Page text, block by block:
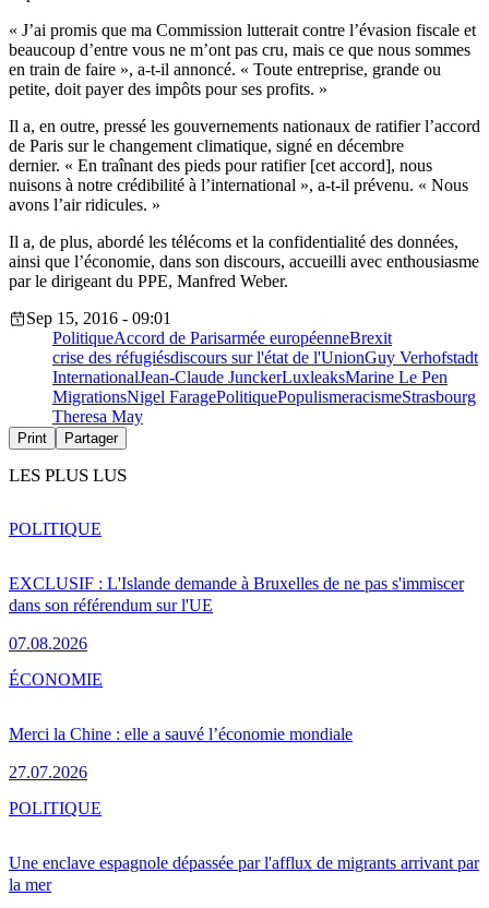
« J’ai promis que ma Commission lutterait contre l’évasion fiscale et
beaucoup d’entre vous ne m’ont pas cru, mais ce que nous sommes
en train de faire », a-t-il annoncé. « Toute entreprise, grande ou
petite, doit payer des impôts pour ses profits. »
Il a, en outre, pressé les gouvernements nationaux de ratifier l’accord
de Paris sur le changement climatique, signé en décembre
dernier. « En traînant des pieds pour ratifier [cet accord], nous
nuisons à notre crédibilité à l’international », a-t-il prévenu. « Nous
avons l’air ridicules. »
Il a, de plus, abordé les télécoms et la confidentialité des données,
ainsi que l’économie, dans son discours, accueilli avec enthousiasme
par le dirigeant du PPE, Manfred Weber.
Sep 15, 2016 - 09:01
PolitiqueAccord de Parisarmée européenneBrexit
crise des réfugiésdiscours sur l'état de l'UnionGuy Verhofstadt
InternationalJean-Claude JunckerLuxleaksMarine Le Pen
MigrationsNigel FaragePolitiquePopulismeracismeStrasbourg
Theresa May
Print Partager
LES PLUS LUS
EXCLUSIF : L'Islande demande à Bruxelles de ne pas s'immiscer
dans son référendum sur l'UE
07.08.2026
POLITIQUE
Merci la Chine : elle a sauvé l’économie mondiale
27.07.2026
ÉCONOMIE
Une enclave espagnole dépassée par l'afflux de migrants arrivant par
la mer
POLITIQUE